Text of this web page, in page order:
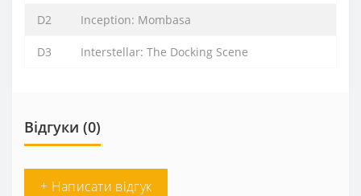
D2 Inception: Mombasa
D3 Interstellar: The Docking Scene
Відгуки (0)
+ Написати відгук